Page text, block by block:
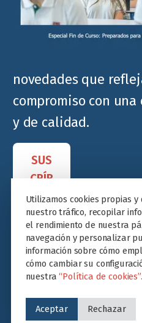
novedades que
compromiso con
y de calidad.
SUS
CRÍB
ETE
Utilizamos cookies propias
nuestro tráfico, recopilar
el rendimiento de nuestra
navegación y personalizar
información sobre cómo
cómo cambiar su
nuestra“Política de cookies”.
Aceptar Rechazar